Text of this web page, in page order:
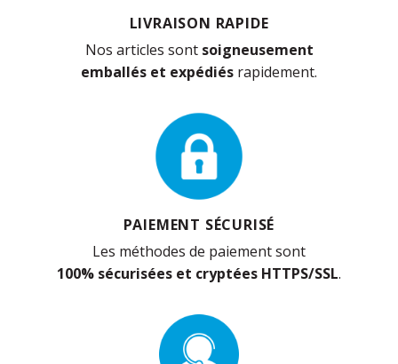
LIVRAISON RAPIDE
Nos articles sont soigneusement
emballés et expédiés rapidement.
PAIEMENT SÉCURISÉ
Les méthodes de paiement sont
100% sécurisées et cryptées HTTPS/SSL.